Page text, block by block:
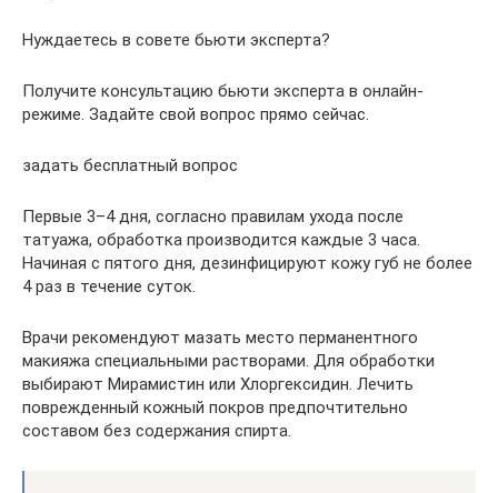
Нуждаетесь в совете бьюти эксперта?
Получите консультацию бьюти эксперта в онлайн-
режиме. Задайте свой вопрос прямо сейчас.
задать бесплатный вопрос
Первые 3–4 дня, согласно правилам ухода после
татуажа, обработка производится каждые 3 часа.
Начиная с пятого дня, дезинфицируют кожу губ не более
4 раз в течение суток.
Врачи рекомендуют мазать место перманентного
макияжа специальными растворами. Для обработки
выбирают Мирамистин или Хлоргексидин. Лечить
поврежденный кожный покров предпочтительно
составом без содержания спирта.